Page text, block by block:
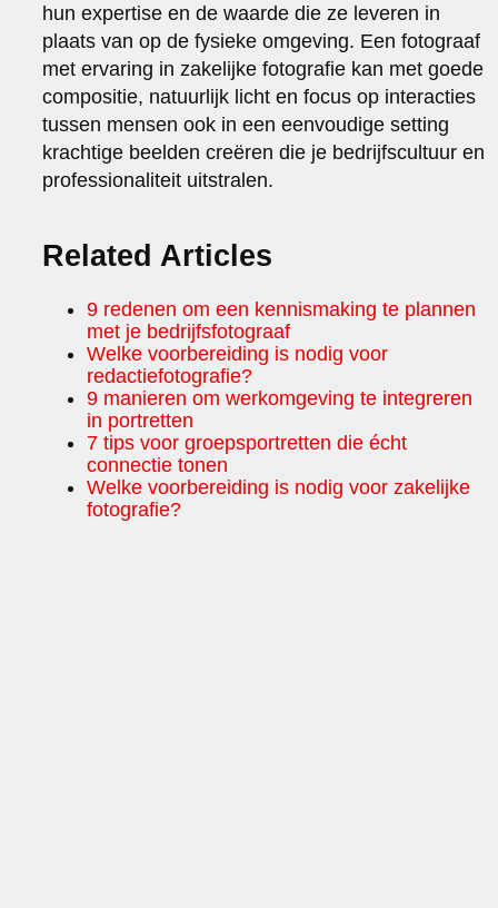
hun expertise en de waarde die ze leveren in
plaats van op de fysieke omgeving. Een fotograaf
met ervaring in zakelijke fotografie kan met goede
compositie, natuurlijk licht en focus op interacties
tussen mensen ook in een eenvoudige setting
krachtige beelden creëren die je bedrijfscultuur en
professionaliteit uitstralen.
Related Articles
9 redenen om een kennismaking te plannen
met je bedrijfsfotograaf
Welke voorbereiding is nodig voor
redactiefotografie?
9 manieren om werkomgeving te integreren
in portretten
7 tips voor groepsportretten die écht
connectie tonen
Welke voorbereiding is nodig voor zakelijke
fotografie?